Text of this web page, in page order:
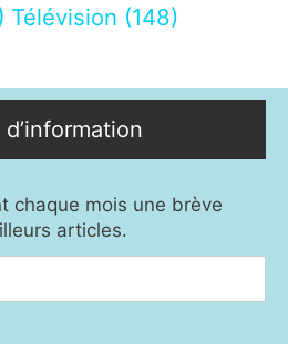
Télévision (148)
chaque mois une brève
articles.